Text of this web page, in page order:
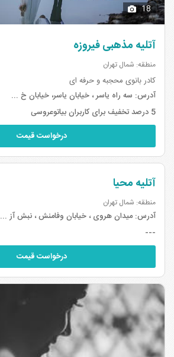
18
آتلیه مذهبی فیروزه
منطقه: شمال تهران
کادر بانوی محجبه و حرفه ای
آدرس: سه راه یاسر ، خیابان یاسر، خیابان خ ...
5 درصد تخفیف برای کاربران بیاتوعروسی
درخواست قیمت
آتلیه محیا
منطقه: شمال تهران
آدرس:میدان هروی ، خیابان وفامنش ، نبش آز ...
---
درخواست قیمت